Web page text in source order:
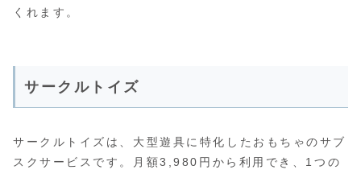
くれます。
サークルトイズ
サークルトイズは、大型遊具に特化したおもちゃのサブ
スクサービスです。月額3,980円から利用でき、1つの